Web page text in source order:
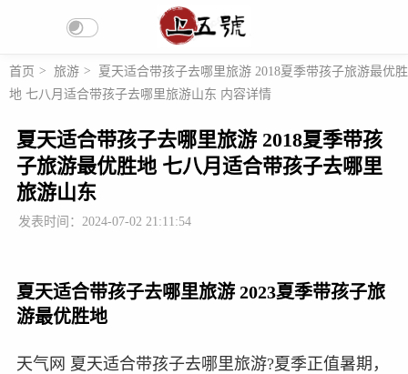
首页 > 旅游 >
夏天适合带孩子去哪里旅游 2018夏季带孩子旅游最优胜
地 七八月适合带孩子去哪里旅游山东 内容详情
夏天适合带孩子去哪里旅游 2018夏季带孩
子旅游最优胜地 七八月适合带孩子去哪里
旅游山东
发表时间：2024-07-02 21:11:54
夏天适合带孩子去哪里旅游 2023夏季带孩子旅
游最优胜地
天气网 夏天适合带孩子去哪里旅游?夏季正值暑期，